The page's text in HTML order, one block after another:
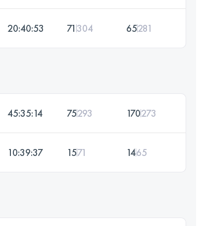
20:40:53 71304 65281
45:35:14 75293 170273
10:39:37 1571 1465